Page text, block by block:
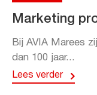
Marketing
Bij AVIA Marees
dan 100 jaar...
Lees verder